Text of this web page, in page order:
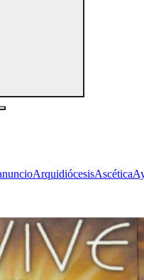
ArquidiócesisAscética